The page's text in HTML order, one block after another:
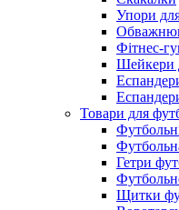
Упори
Фітнес-
Шейкери
Товари для
Гетри
Щитки